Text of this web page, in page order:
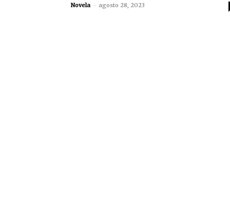
Novela - agosto 28, 2023